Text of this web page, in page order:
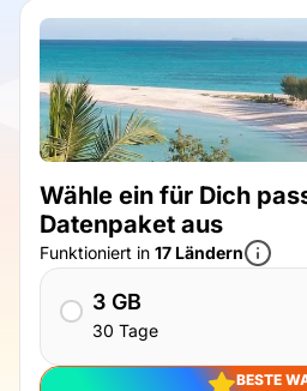
Wähle ein für Dich
Datenpaket aus
Funktioniert in 17 Ländern
3 GB
30 Tage
BESTE